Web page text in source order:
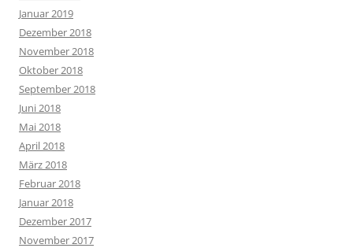
Januar 2019
Dezember 2018
November 2018
Oktober 2018
September 2018
Juni 2018
Mai 2018
April 2018
März 2018
Februar 2018
Januar 2018
Dezember 2017
November 2017